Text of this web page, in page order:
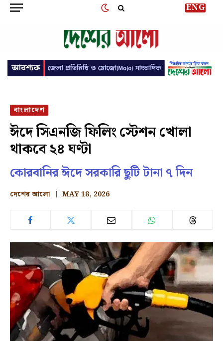
ENG
বাংলাদেশ
ঈদে সিএনজি ফিলিং স্টেশন খোলা
থাকবে ২৪ ঘণ্টা
কোরবানির ঈদে সরকারি ছুটি টানা ৭ দিন
দেশের আলো MAY 18, 2026